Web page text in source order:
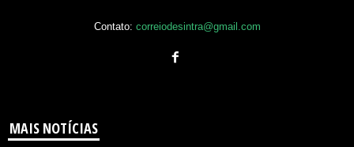
Contato: correiodesintra@gmail.com
MAIS NOTÍCIAS